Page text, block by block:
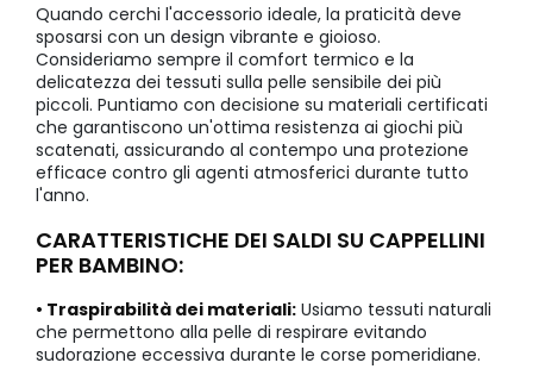
Quando cerchi l'accessorio ideale, la praticità deve
sposarsi con un design vibrante e gioioso.
Consideriamo sempre il comfort termico e la
delicatezza dei tessuti sulla pelle sensibile dei più
piccoli. Puntiamo con decisione su materiali certificati
che garantiscono un'ottima resistenza ai giochi più
scatenati, assicurando al contempo una protezione
efficace contro gli agenti atmosferici durante tutto
l'anno.
CARATTERISTICHE DEI SALDI SU CAPPELLINI
PER BAMBINO:
• Traspirabilità dei materiali: Usiamo tessuti naturali
che permettono alla pelle di respirare evitando
sudorazione eccessiva durante le corse pomeridiane.